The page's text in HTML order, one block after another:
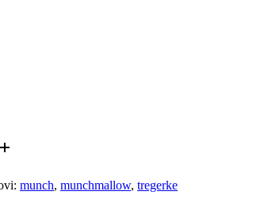
munch, munchmallow, tregerke